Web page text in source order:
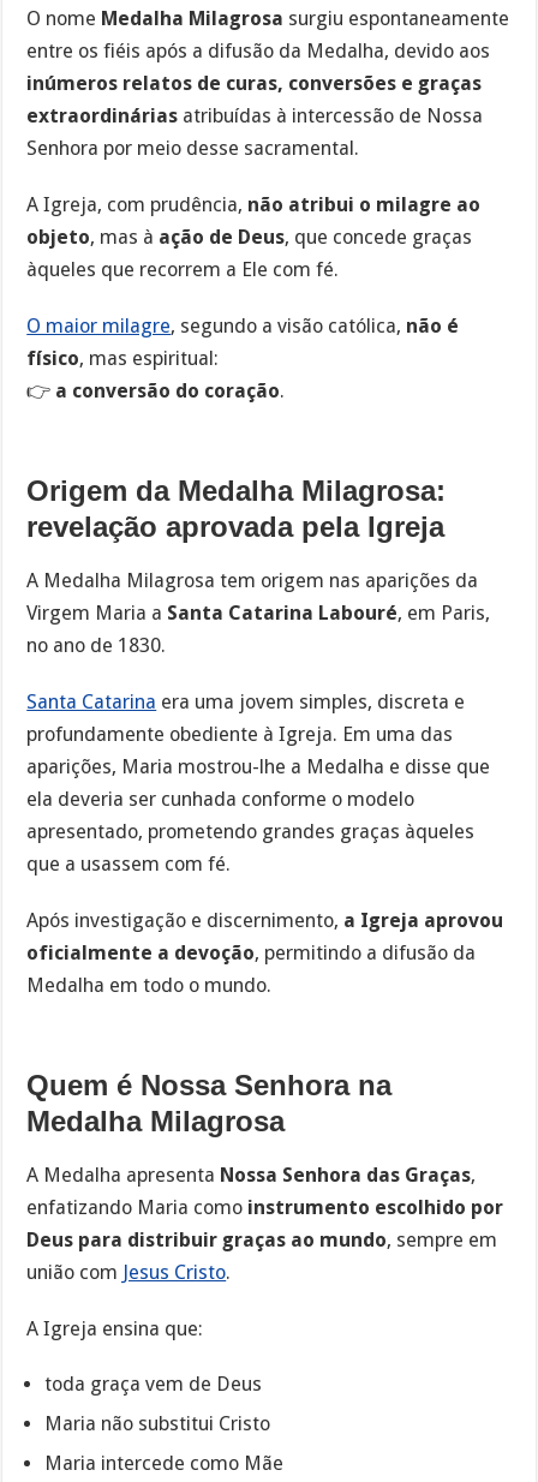
O nome Medalha Milagrosa surgiu espontaneamente
entre os fiéis após a difusão da Medalha, devido aos
inúmeros relatos de curas, conversões e graças
extraordinárias atribuídas à intercessão de Nossa
Senhora por meio desse sacramental.
A Igreja, com prudência, não atribui o milagre ao
objeto, mas à ação de Deus, que concede graças
àqueles que recorrem a Ele com fé.
O maior milagre, segundo a visão católica, não é
físico, mas espiritual:
👉 a conversão do coração.
Origem da Medalha Milagrosa:
revelação aprovada pela Igreja
A Medalha Milagrosa tem origem nas aparições da
Virgem Maria a Santa Catarina Labouré, em Paris,
no ano de 1830.
Santa Catarina era uma jovem simples, discreta e
profundamente obediente à Igreja. Em uma das
aparições, Maria mostrou-lhe a Medalha e disse que
ela deveria ser cunhada conforme o modelo
apresentado, prometendo grandes graças àqueles
que a usassem com fé.
Após investigação e discernimento, a Igreja aprovou
oficialmente a devoção, permitindo a difusão da
Medalha em todo o mundo.
Quem é Nossa Senhora na
Medalha Milagrosa
A Medalha apresenta Nossa Senhora das Graças,
enfatizando Maria como instrumento escolhido por
Deus para distribuir graças ao mundo, sempre em
união com Jesus Cristo.
A Igreja ensina que:
toda graça vem de Deus
Maria não substitui Cristo
Maria intercede como Mãe